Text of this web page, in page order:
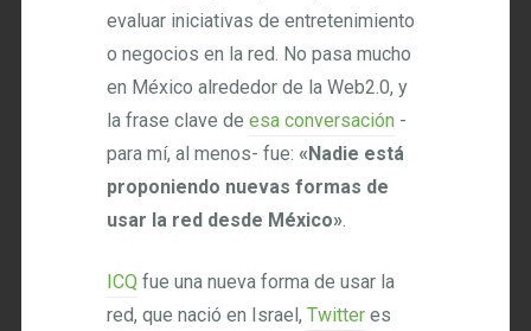
evaluar iniciativas de entretenimiento
o negocios en la red. No pasa mucho
en México alrededor de la Web2.0, y
la frase clave deesa conversación -
para mí, al menos- fue:«Nadie está
proponiendo nuevas formas de
usar la red desde México».
ICQ fue una nueva forma de usar la
red, que nació en Israel,Twitter es